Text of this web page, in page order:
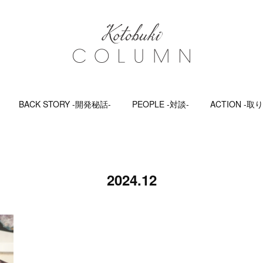
BACK STORY -開発秘話- PEOPLE -対談- ACTION -取
2024.12